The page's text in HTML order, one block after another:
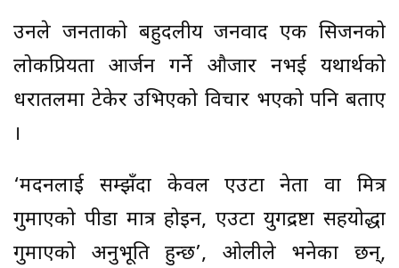
उनले जनताको बहुदलीय जनवाद एक सिजनको
लोकप्रियता आर्जन गर्ने औजार नभई यथार्थको
धरातलमा टेकेर उभिएको विचार भएको पनि बताए
।
‘मदनलाई सम्झँदा केवल एउटा नेता वा मित्र
गुमाएको पीडा मात्र होइन, एउटा युगद्रष्टा सहयोद्धा
गुमाएको अनुभूति हुन्छ’, ओलीले भनेका छन्,